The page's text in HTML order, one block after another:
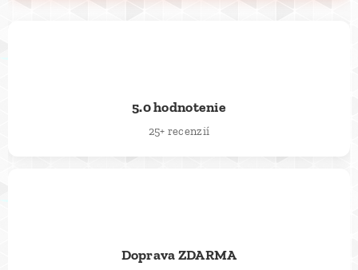
5.0 hodnotenie
25+ recenzií
Doprava ZDARMA